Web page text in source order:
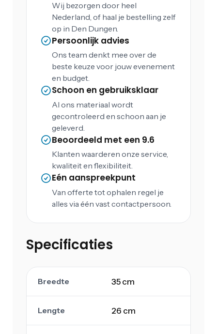
Wij bezorgen door heel
Nederland, of haal je bestelling zelf
op in Den Dungen.
Persoonlijk advies
Ons team denkt mee over de
beste keuze voor jouw evenement
en budget.
Schoon en gebruiksklaar
Al ons materiaal wordt
gecontroleerd en schoon aan je
geleverd.
Beoordeeld met een 9.6
Klanten waarderen onze service,
kwaliteit en flexibiliteit.
Eén aanspreekpunt
Van offerte tot ophalen regel je
alles via één vast contactpersoon.
Specificaties
Breedte 35 cm
Lengte 26 cm